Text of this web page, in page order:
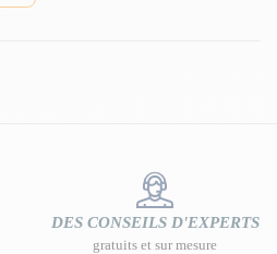
DES CONSEILS D'EXPERTS
gratuits et sur mesure